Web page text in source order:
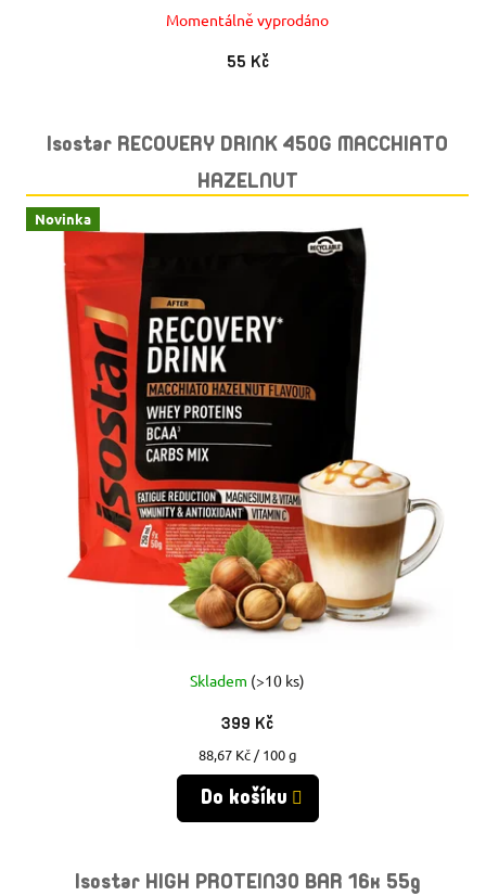
Momentálně vyprodáno
55 Kč
Isostar RECOVERY DRINK 450G MACCHIATO
HAZELNUT
Novinka
Skladem (>10 ks)
399 Kč
Měrná
cena:
88,67 Kč / 100 g
Do košíku
Isostar HIGH PROTEIN30 BAR 16x 55g